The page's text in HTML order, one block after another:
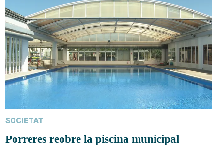
SOCIETAT
Porreres reobre la piscina municipal